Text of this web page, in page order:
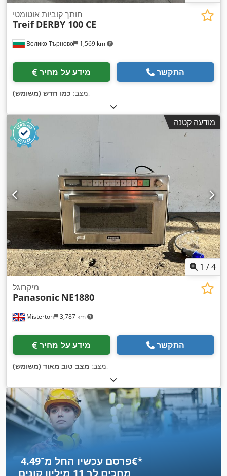
Велико Търново 1,569 km
חותך קוביות אוטומטי
Treif DERBY 100 CE
מידע על מחיר התקשר
מצב: כמו חדש (משומש) ,
מודעה קטנה
1 /4
Misterton 3,787 km
מיקרוגל
Panasonic NE1880
מידע על מחיר התקשר
מצב: מצב טוב מאוד (משומש) ,
פרסם עכשיו החל מ־‏4.49 ‏€*